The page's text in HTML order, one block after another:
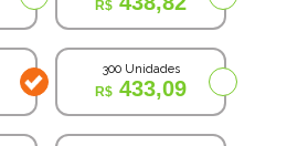
300 Unidades
433,09